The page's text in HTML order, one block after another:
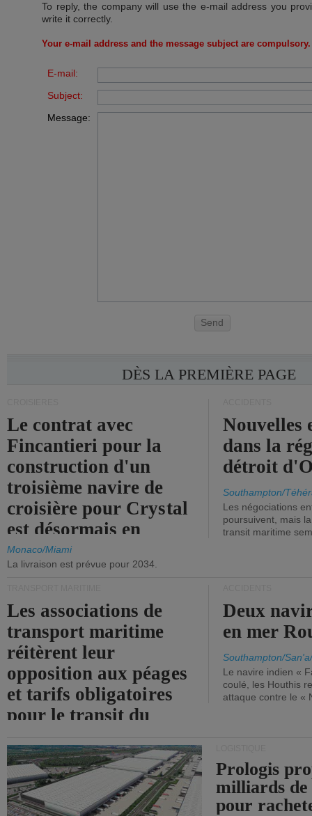
To reply, the company will use the e-mail address you
write it correctly.
Your e-mail address and the message subject are compulsory.
E-mail:
Subject:
Message:
Send
DÈS LA PREMIÈRE PAGE
Le contrat avec
Fincantieri pour la
construction d'un
troisième navire de
croisière pour Crystal
est désormais en
vigueur.
Monaco/Miami
La livraison est prévue pour 2034.
Nouvelles
dans la
détroit
Southampton/
Les négociations
poursuivent, mais
transit maritime
Les associations de
transport maritime
réitèrent leur
opposition aux péages
et tarifs obligatoires
pour le transit du
Deux
en mer
Southampton/
Le navire indien «
coulé, les Houthis
attaque contre le «
Prologis
milliards
pour